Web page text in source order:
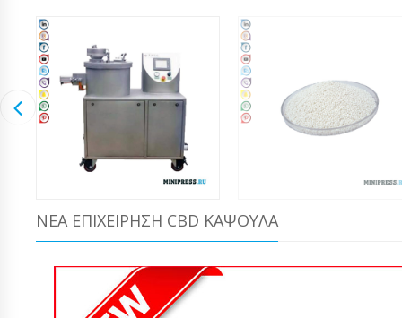
ΝΈΑ ΕΠΙΧΕΊΡΗΣΗ CBD ΚΆΨΟΥΛΑ